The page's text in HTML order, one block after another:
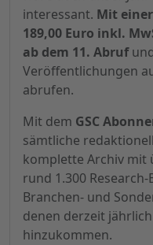
interessant. Mit
189,00 Euro inkl.
ab dem 11. Abruf
Veröffentlichungen
abrufen.
Mit dem GSC
sämtliche
komplette Archiv mit
rund 1.300
Branchen- und
denen derzeit
hinzukommen.